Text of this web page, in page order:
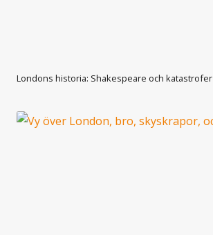
Londons historia: Shakespeare och katastrofer